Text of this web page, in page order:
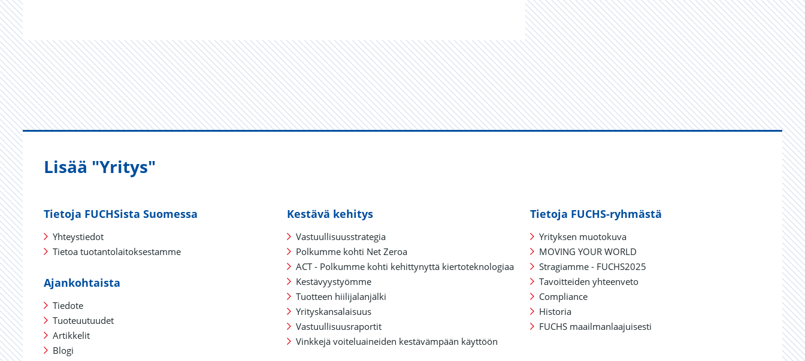
Lisää "Yritys"
Tietoja FUCHSista Suomessa
Yhteystiedot
Tietoa tuotantolaitoksestamme
Ajankohtaista
Tiedote
Tuoteuutuudet
Artikkelit
Blogi
Kestävä kehitys
Vastuullisuusstrategia
Polkumme kohti Net Zeroa
ACT - Polkumme kohti kehittynyttä kiertoteknologiaa
Kestävyystyömme
Tuotteen hiilijalanjälki
Yrityskansalaisuus
Vastuullisuusraportit
Vinkkejä voiteluaineiden kestävämpään käyttöön
Tietoja FUCHS-ryhmästä
Yrityksen muotokuva
MOVING YOUR WORLD
Stragiamme - FUCHS2025
Tavoitteiden yhteenveto
Compliance
Historia
FUCHS maailmanlaajuisesti